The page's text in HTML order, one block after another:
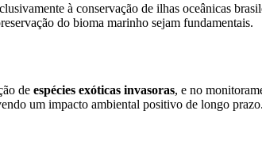
à conservação de ilhas oceânicas
do bioma marinho sejam fundamentais.
de espécies exóticas invasoras, e no
um impacto ambiental positivo de longo prazo.